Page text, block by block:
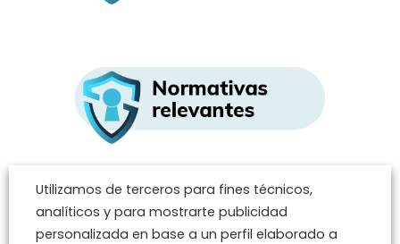
Utilizamos de terceros para fines técnicos,
analíticos y para mostrarte publicidad
personalizada en base a un perfil elaborado a